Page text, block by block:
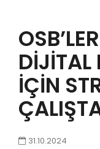
KILAVUZLAR
YAYINLARIMIZ
ENERJİ İZLEME
İLETİŞİM
DİJİTAL
İÇİN
31.10.2024